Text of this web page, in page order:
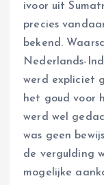
ivoor uit
precies
bekend.
Nederlands-
werd expliciet
het goud voor
werd wel
was geen
de vergulding
mogelijke